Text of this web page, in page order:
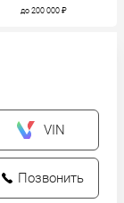
VIN
Позвонить
до 200 000 ₽